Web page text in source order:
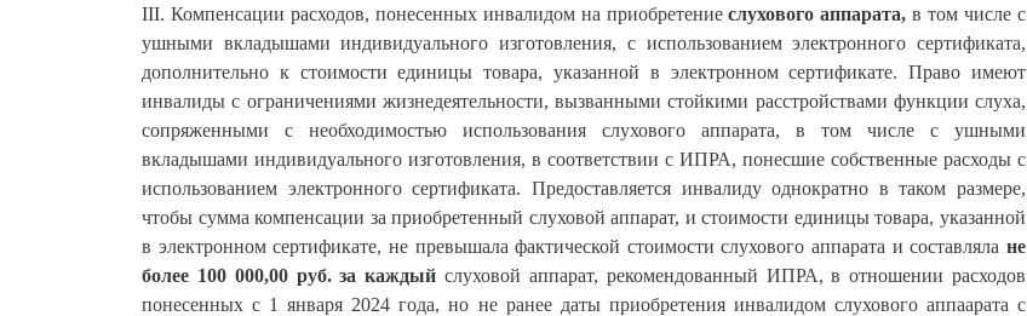
III. Компенсации расходов, понесенных инвалидом на приобретениеслухового аппарата, в том числе с
ушными вкладышами индивидуального изготовления, с использованием электронного сертификата,
дополнительно к стоимости единицы товара, указанной в электронном сертификате. Право имеют
инвалиды с ограничениями жизнедеятельности, вызванными стойкими расстройствами функции слуха,
сопряженными с необходимостью использования слухового аппарата, в том числе с ушными
вкладышами индивидуального изготовления, в соответствии с ИПРА, понесшие собственные расходы с
использованием электронного сертификата. Предоставляется инвалиду однократно в таком размере,
чтобы сумма компенсации за приобретенный слуховой аппарат, и стоимости единицы товара, указанной
в электронном сертификате, не превышала фактической стоимости слухового аппарата и составляла не
более 100 000,00 руб. за каждыйслуховой аппарат, рекомендованный ИПРА, в отношении расходов
понесенных с 1 января 2024 года, но не ранее даты приобретения инвалидом слухового аппаарата с